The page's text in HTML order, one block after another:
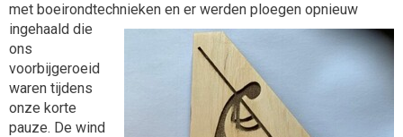
met boeirondtechnieken en er werden ploegen opnieuw
ingehaald die
ons
voorbijgeroeid
waren tijdens
onze korte
pauze. De wind